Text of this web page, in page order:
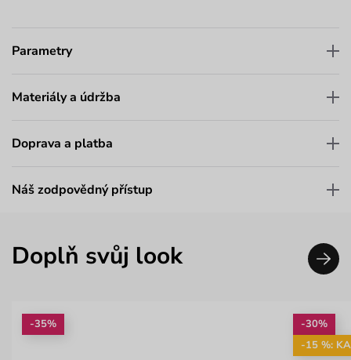
Parametry
Materiály a údržba
Doprava a platba
Náš zodpovědný přístup
Doplň svůj look
-35%
-30%
-15 %: